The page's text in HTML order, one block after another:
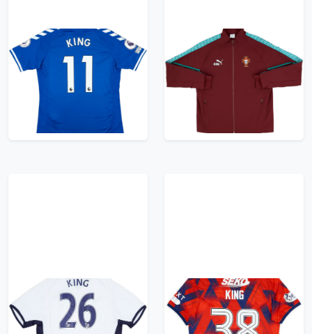
2020-21 Everton
Match Issue Home
Shirt King #11
119.99£ · ca. €142
Trikot kaufen
2026-27 Portugal
Puma King Anthem
119.99£ · ca. €142
2008-09 Tottenham
Home Shirt King #26 -
6/10 - (L)
2023-24 Rangers
Match Issue Fourth
Shirt King #38